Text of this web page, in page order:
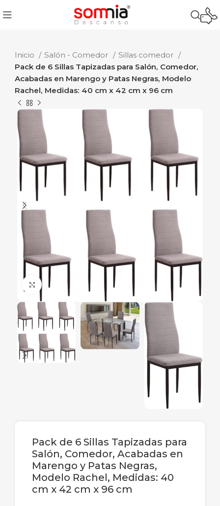
Inicio Salón - Comedor
Sillas comedor
Pack de 6 Sillas Tapizadas para Salón, Comedor,
Acabadas en Marengo y Patas Negras, Modelo
Rachel, Medidas: 40 cm x 42 cm x 96 cm
Ampliar
Pack de 6 Sillas Tapizadas para
Salón, Comedor, Acabadas en
Marengo y Patas Negras,
Modelo Rachel, Medidas: 40
cm x 42 cm x 96 cm